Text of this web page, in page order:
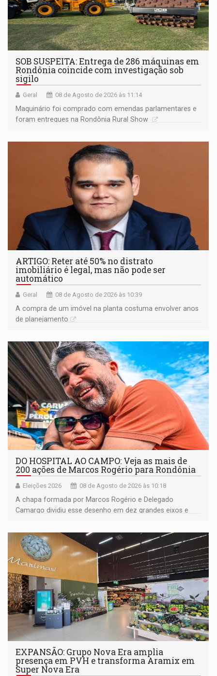
SOB SUSPEITA: Entrega de 286 máquinas em
Rondônia coincide com investigação sob
sigilo
Geral 08 de Agosto de 2026 às 11:14
Maquinário foi comprado com emendas parlamentares e
foram entregues na Rondônia Rural Show
ARTIGO: Reter até 50% no distrato
imobiliário é legal, mas não pode ser
automático
Geral 08 de Agosto de 2026 às 10:39
A compra de um imóvel na planta costuma envolver anos
de planejamento
DO HOSPITAL AO CAMPO: Veja as mais de
200 ações de Marcos Rogério para Rondônia
Eleições 2026 08 de Agosto de 2026 às 10:18
A chapa formada por Marcos Rogério e Delegado
Camargo dividiu esse desenho em dez grandes eixos e
EXPANSÃO: Grupo Nova Era amplia
presença em PVH e transforma Aramix em
Super Nova Era